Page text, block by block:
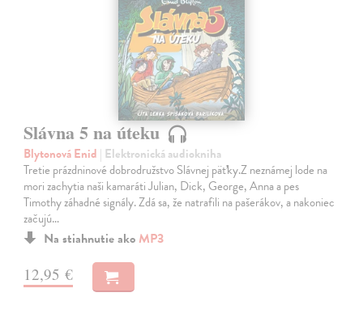
Slávna 5 na úteku
Blytonová Enid | Elektronická audiokniha
Tretie prázdninové dobrodružstvo Slávnej päťky.Z neznámej lode na
mori zachytia naši kamaráti Julian, Dick, George, Anna a pes
Timothy záhadné signály. Zdá sa, že natrafili na pašerákov, a nakoniec
začujú…
Na stiahnutie ako MP3
12,95 €